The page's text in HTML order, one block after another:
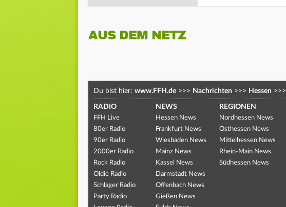
AUS DEM NETZ
Du bist hier: www.FFH.de >>> Nachrichten >>> Hessen >>>
RADIO
FFH Live
80er Radio
90er Radio
2000er Radio
Rock Radio
Oldie Radio
Schlager Radio
Party Radio
NEWS
Hessen News
Frankfurt News
Wiesbaden News
Mainz News
Kassel News
Darmstadt News
Offenbach News
Gießen News
REGIONEN
Nordhessen News
Osthessen News
Mittelhessen News
Rhein-Main News
Südhessen News